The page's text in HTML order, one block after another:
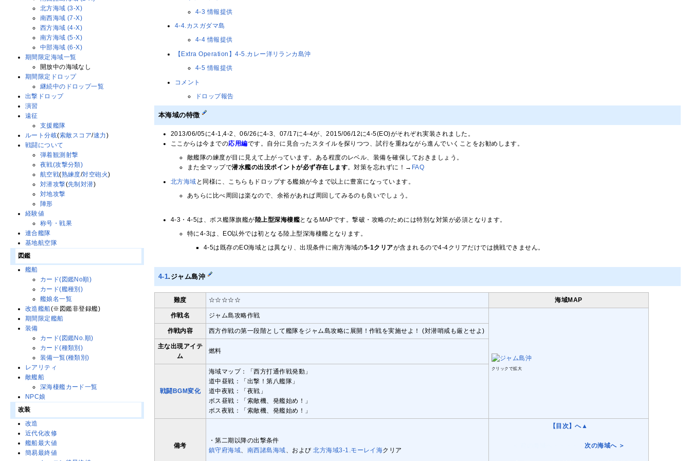
4-3 情報提供
4-4.カスガダマ島
4-4 情報提供
【Extra Operation】4-5.カレー洋リランカ島沖
4-5 情報提供
コメント
ドロップ報告
本海域の特徴
2013/06/05に4-1,4-2、06/26に4-3、07/17に4-4が、2015/06/12に4-5(EO)がそれぞれ実装されました。
ここからは今までの応用編です。自分に見合ったスタイルを探りつつ、試行を重ねながら進んでいくことをお勧めします。
敵艦隊の練度が目に見えて上がっています。ある程度のレベル、装備を確保しておきましょう。
また全マップで潜水艦の出没ポイントが必ず存在します。対策を忘れずに！→ FAQ
北方海域 と同様に、こちらもドロップする艦娘が今まで以上に豊富になっています。
あちらに比べ周回は楽なので、余裕があれば周回してみるのも良いでしょう。
4-3・4-5は、ボス艦隊旗艦が陸上型深海棲艦となるMAPです。撃破・攻略のためには特別な対策が必須となります。
特に4-3は、EO以外では初となる陸上型深海棲艦となります。
4-5は既存のEO海域とは異なり、出現条件に南方海域の5-1クリアが含まれるので4-4クリアだけでは挑戦できません。
4-1.ジャム島沖
難度 ☆☆☆☆☆ 海域MAP
作戦名 ジャム島攻略作戦
クリックで拡大
作戦内容 西方作戦の第一段階として艦隊をジャム島攻略に展開！作戦を実施せよ！ (対潜哨戒も厳とせよ)
主な出現アイテ
ム
燃料
戦闘BGM変化
海域マップ：「西方打通作戦発動」
道中昼戦：「出撃！第八艦隊」
道中夜戦：「夜戦」
ボス昼戦：「索敵機、発艦始め！」
ボス夜戦：「索敵機、発艦始め！」
備考
・第二期以降の出撃条件
鎮守府海域、 南西諸島海域、および北方海域3-1.モーレイ海クリア
【目次】へ▲
＜ 前の海域へ・・・・・次の海域へ ＞
北方海域 (3-X)
南西海域 (7-X)
西方海域 (4-X)
南方海域 (5-X)
中部海域 (6-X)
期間限定海域一覧
開放中の海域なし
期間限定ドロップ
継続中のドロップ一覧
出撃ドロップ
演習
遠征
支援艦隊
ルート分岐(索敵スコア/速力)
戦闘について
弾着観測射撃
夜戦(攻撃分類)
航空戦(熟練度/対空砲火)
対潜攻撃(先制対潜)
対地攻撃
陣形
経験値
称号・戦果
連合艦隊
基地航空隊
図鑑
艦船
カード(図鑑No順)
カード(艦種別)
艦娘名一覧
改造艦船(※図鑑非登録艦)
期間限定艦船
装備
カード(図鑑No.順)
カード(種類別)
装備一覧(種類別)
レアリティ
敵艦船
深海棲艦カード一覧
NPC娘
改装
改造
近代化改修
艦船最大値
簡易最終値